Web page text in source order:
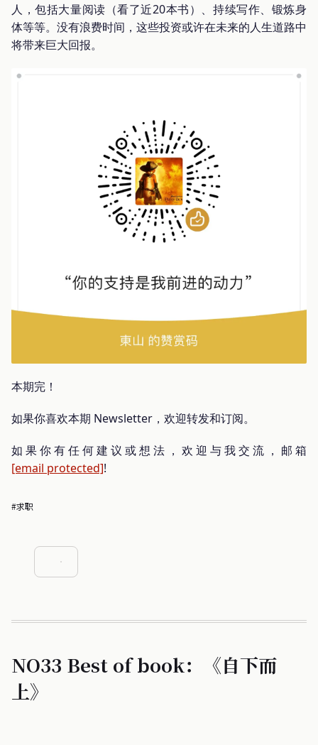
人，包括大量阅读（看了近20本书）、持续写作、锻炼身
体等等。没有浪费时间，这些投资或许在未来的人生道路中
将带来巨大回报。
本期完！
如果你喜欢本期 Newsletter，欢迎转发和订阅。
如果你有任何建议或想法，欢迎与我交流，邮箱
[email protected]!
#求职
NO33 Best of book：《自下而
上》